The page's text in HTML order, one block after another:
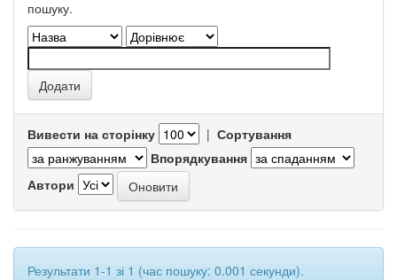
пошуку.
Вивести на сторінку | Сортування
Впорядкування
Автори
Результати 1-1 зі 1 (час пошуку: 0.001 секунди).